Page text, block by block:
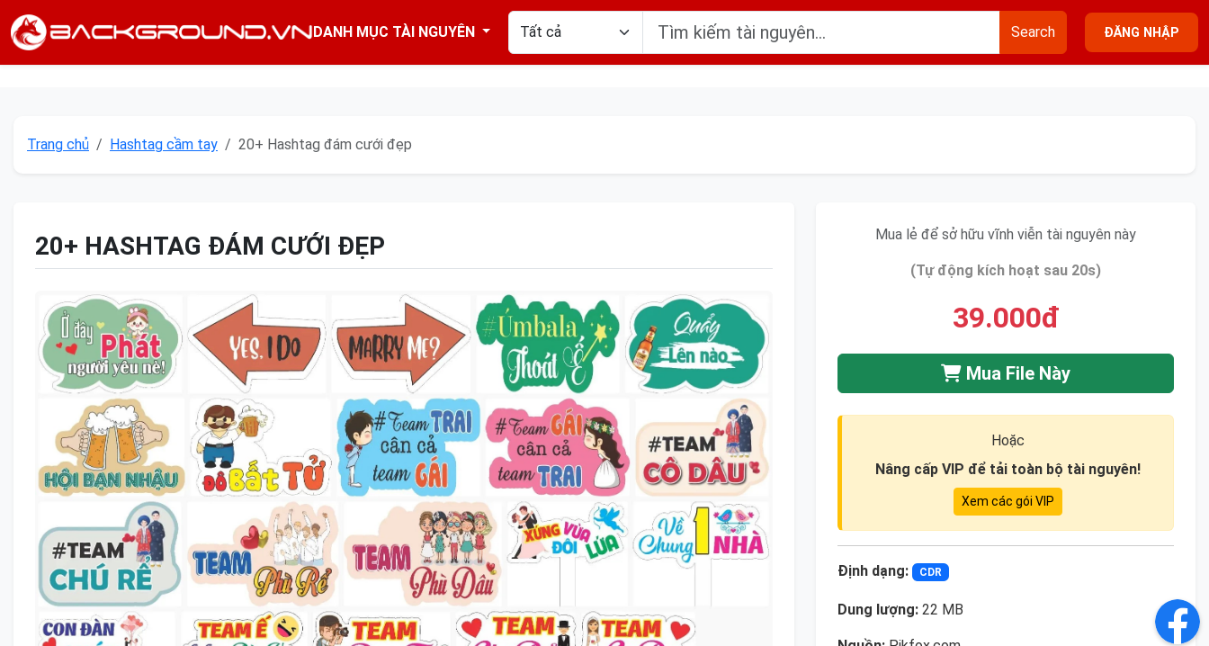
DANH MỤC TÀI NGUYÊN Search ĐĂNG NHẬP
Trang chủ Hashtag cầm tay 20+ Hashtag đám cưới đẹp
20+ HASHTAG ĐÁM CƯỚI ĐẸP Mua lẻ để sở hữu vĩnh viễn tài nguyên này
(Tự động kích hoạt sau 20s)
39.000đ
Mua File Này
Hoặc
Nâng cấp VIP để tải toàn bộ tài nguyên!
Xem các gói VIP
Định dạng: CDR
Dung lượng: 22 MB